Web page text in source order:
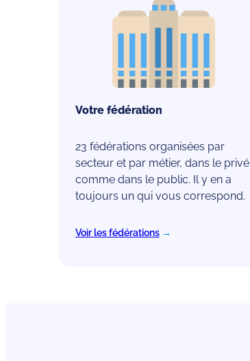
Votre fédération
23 fédérations organisées par
secteur et par métier, dans le privé
comme dans le public. Il y en a
toujours un qui vous correspond.
Voir les fédérations→